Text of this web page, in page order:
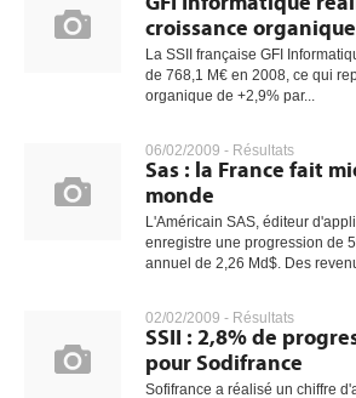
croissance
La SSII française GFI
de 768,1 M€ en 2008, ce qui
organique de +2,9% par...
06/02/2009 - Résultats
Sas : la France fait
monde
L'Américain SAS, éditeur
enregistre une progression de
annuel de 2,26 Md$. Des
02/02/2009 - Résultats
SSII : 2,8% de
pour Sodifrance
Sofifrance a réalisé un chiffre